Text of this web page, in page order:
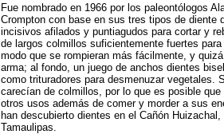
Fue nombrado en 1966 por los paleontólogos
Crompton con base en sus tres tipos de diente
incisivos afilados y puntiagudos para cortar y
de largos colmillos suficientemente fuertes
modo que se rompieran más fácilmente, y
arma; al fondo, un juego de anchos dientes
como trituradores para desmenuzar vegetales.
carecían de colmillos, por lo que es posible
otros usos además de comer y morder a sus
han descubierto dientes en el Cañón
Tamaulipas.